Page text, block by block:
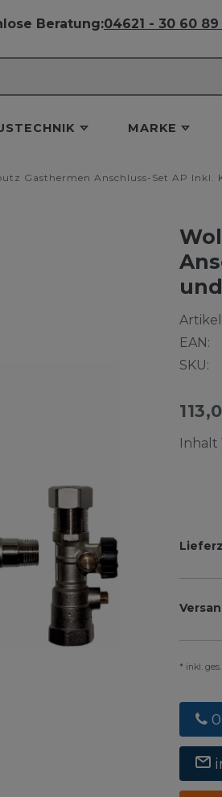
Beratung:04621 - 30 60
MARKE
Gasthermen Anschluss-Set AP Inkl.
EAN:
SKU:
Inhalt
* inkl.